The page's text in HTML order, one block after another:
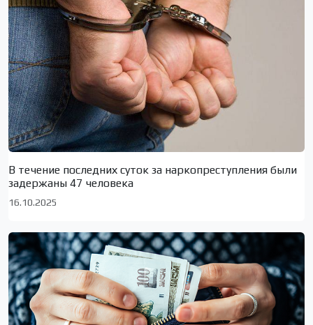
В течение последних суток за наркопреступления были
задержаны 47 человека
16.10.2025